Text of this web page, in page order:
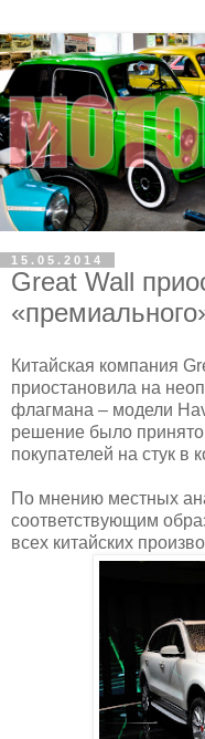
15.05.2014
Great Wall
Китайская компания
приостановила на
флагмана – модели
решение было
покупателей на стук в
По мнению местных
соответствующим
всех китайских